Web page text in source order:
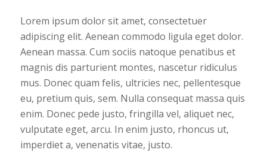
Lorem ipsum dolor sit amet, consectetuer
adipiscing elit. Aenean commodo ligula eget dolor.
Aenean massa. Cum sociis natoque penatibus et
magnis dis parturient montes, nascetur ridiculus
mus. Donec quam felis, ultricies nec, pellentesque
eu, pretium quis, sem. Nulla consequat massa quis
enim. Donec pede justo, fringilla vel, aliquet nec,
vulputate eget, arcu. In enim justo, rhoncus ut,
imperdiet a, venenatis vitae, justo.